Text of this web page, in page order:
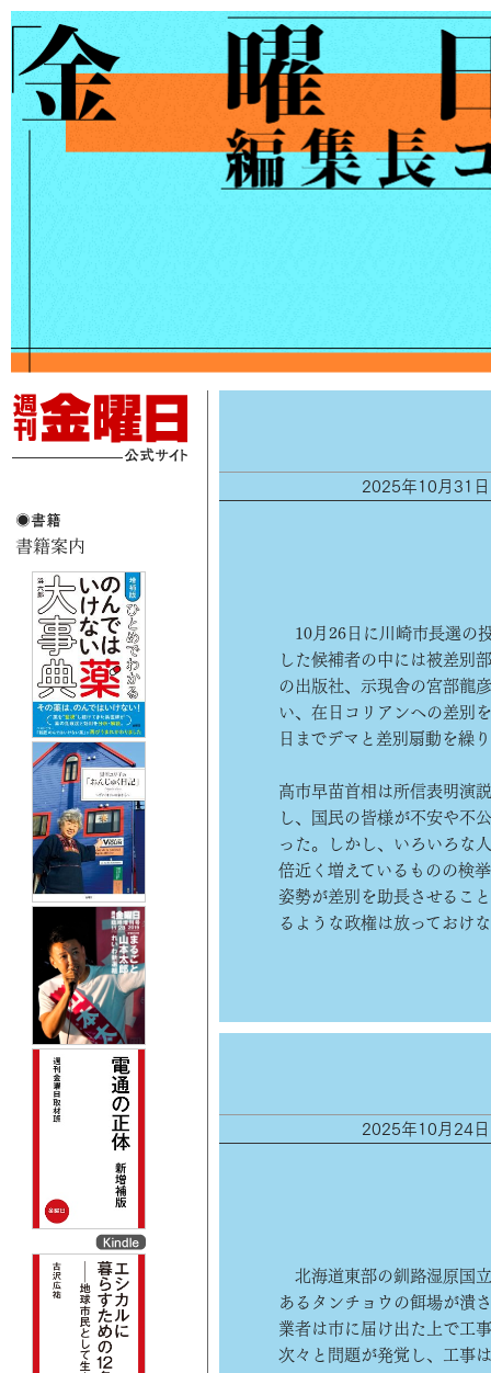
2025年10月31
10月26日に川崎市長選の
した候補者の中には被差別
の出版社、示現舎の宮部龍
い、在日コリアンへの差別
日までデマと差別扇動を繰
高市早苗首相は所信表明演
し、国民の皆様が不安や不
った。しかし、いろいろな
倍近く増えているものの検
姿勢が差別を助長させるこ
るような政権は放っておけ
2025年10月24
北海道東部の釧路湿原国
あるタンチョウの餌場が潰
業者は市に届け出た上で工
次々と問題が発覚し、工事